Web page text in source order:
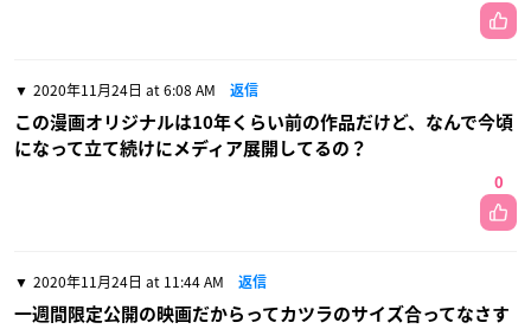
2020年11月24日 at 6:08 AM 返信
この漫画オリジナルは10年くらい前の作品だけど、なんで今頃
になって立て続けにメディア展開してるの？
0
2020年11月24日 at 11:44 AM 返信
一週間限定公開の映画だからってカツラのサイズ合ってなさす